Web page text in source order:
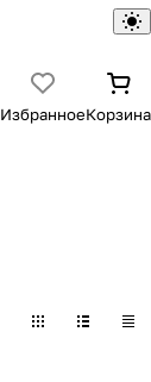
ИзбранноеКорзина